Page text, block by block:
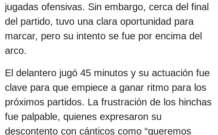
d
e
s
d
l
a
p
u
jugadas ofensivas. Sin embargo, cerca del final
del partido, tuvo una clara oportunidad para
marcar, pero su intento se fue por encima del
arco.
El delantero jugó 45 minutos y su actuación fue
clave para que empiece a ganar ritmo para los
próximos partidos. La frustración de los hinchas
fue palpable, quienes expresaron su
descontento con cánticos como “queremos